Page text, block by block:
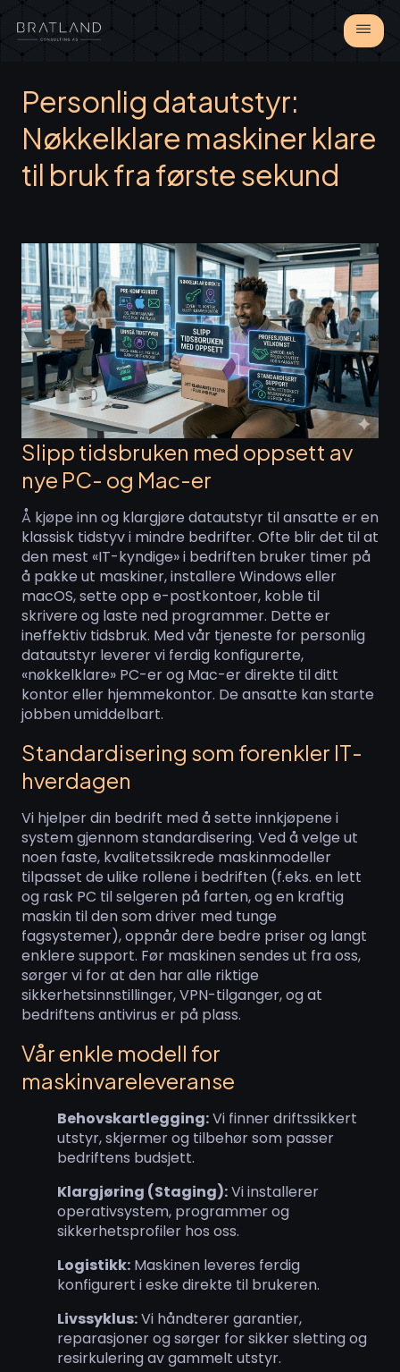
Personlig datautstyr:
Nøkkelklare maskiner klare
til bruk fra første sekund
Slipp tidsbruken med oppsett av
nye PC- og Mac-er
Å kjøpe inn og klargjøre datautstyr til ansatte er en
klassisk tidstyv i mindre bedrifter. Ofte blir det til at
den mest «IT-kyndige» i bedriften bruker timer på
å pakke ut maskiner, installere Windows eller
macOS, sette opp e-postkontoer, koble til
skrivere og laste ned programmer. Dette er
ineffektiv tidsbruk. Med vår tjeneste for personlig
datautstyr leverer vi ferdig konfigurerte,
«nøkkelklare» PC-er og Mac-er direkte til ditt
kontor eller hjemmekontor. De ansatte kan starte
jobben umiddelbart.
Standardisering som forenkler IT-
hverdagen
Vi hjelper din bedrift med å sette innkjøpene i
system gjennom standardisering. Ved å velge ut
noen faste, kvalitetssikrede maskinmodeller
tilpasset de ulike rollene i bedriften (f.eks. en lett
og rask PC til selgeren på farten, og en kraftig
maskin til den som driver med tunge
fagsystemer), oppnår dere bedre priser og langt
enklere support. Før maskinen sendes ut fra oss,
sørger vi for at den har alle riktige
sikkerhetsinnstillinger, VPN-tilganger, og at
bedriftens antivirus er på plass.
Vår enkle modell for
maskinvareleveranse
Behovskartlegging:Vi finner driftssikkert
utstyr, skjermer og tilbehør som passer
bedriftens budsjett.
Klargjøring (Staging):Vi installerer
operativsystem, programmer og
sikkerhetsprofiler hos oss.
Logistikk: Maskinen leveres ferdig
konfigurert i eske direkte til brukeren.
Livssyklus:Vi håndterer garantier,
reparasjoner og sørger for sikker sletting og
resirkulering av gammelt utstyr.